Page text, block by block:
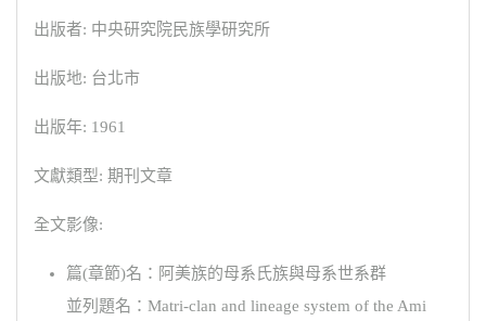
出版者: 中央研究院民族學研究所
出版地: 台北市
出版年: 1961
文獻類型: 期刊文章
全文影像:
篇(章節)名：阿美族的母系氏族與母系世系群
並列題名：Matri-clan and lineage system of the Ami